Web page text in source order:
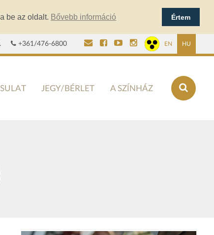
be az oldalt. Bővebb információ Értem
+361/476-6800 EN HU
JEGY/BÉRLET A SZÍNHÁZ